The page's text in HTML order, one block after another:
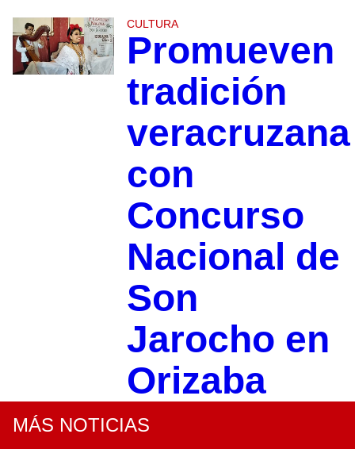
CULTURA
Promueven
tradición
veracruzana
con
Concurso
Nacional de
Son
Jarocho en
Orizaba
MÁS NOTICIAS